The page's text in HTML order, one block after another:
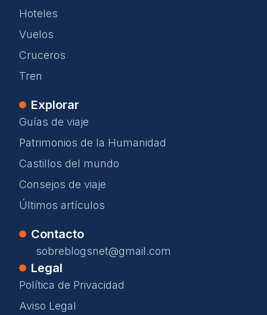
Hoteles
Vuelos
Cruceros
Tren
Explorar
Guías de viaje
Patrimonios de la Humanidad
Castillos del mundo
Consejos de viaje
Últimos artículos
Contacto
sobreblogsnet@gmail.com
Legal
Política de Privacidad
Aviso Legal